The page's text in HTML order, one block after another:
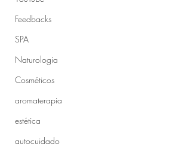
Feedbacks
SPA
Naturologia
Cosméticos
aromaterapia
estética
autocuidado